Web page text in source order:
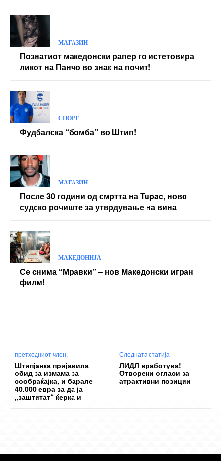
МАГАЗИН
Познатиот македонски рапер го истетовира
ликот на Панчо во знак на почит!
СПОРТ
Фудбалска “бомба” во Штип!
МАГАЗИН
После 30 години од смртта на Tupac, ново
судско рочиште за утврдување на вина
МАКЕДОНИЈА
Се снима “Мравки” – нов Македонски игран
филм!
претходниот член,
Штипјанка пријавила
обид за измама за
сообраќајка, и барале
40.000 евра за да ја
„заштитат“ ќерка и
Следната статија
ЛИДЛ вработува!
Отворени огласи за
атрактивни позиции